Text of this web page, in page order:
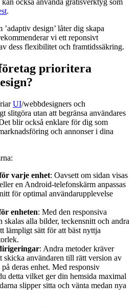
också använda gratisverktyg som
.
’adaptiv design’ låter dig skapa
vi ett reponsivt
dess flexibilitet och framtidssäkring.
prioritera
UI/webbdesigners och
slitgöra utan att begränsa användares
blir också enklare för dig som
och annonser i dina
varje enhet: Oavsett om sidan visas
en Android-telefonskärm anpassas
för optimal användarupplevelse
enheten: Med den responsiva
skalas alla bilder, teckensnitt och andra
lämpligt sätt för att bäst nyttja
: Andra metoder kräver
skicka användaren till rätt version av
deras enhet. Med responsiv
detta vilket ger din hemsida maximal
slipper sitta och vänta medan nya